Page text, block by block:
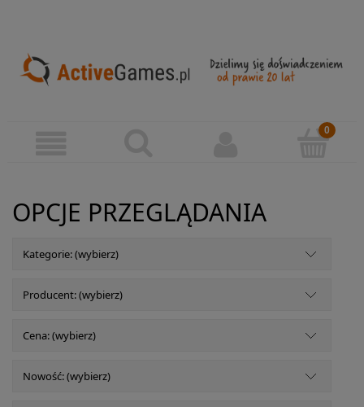
OPCJE PRZEGLĄDANIA
Kategorie: (wybierz)
Producent: (wybierz)
Cena: (wybierz)
Nowość: (wybierz)